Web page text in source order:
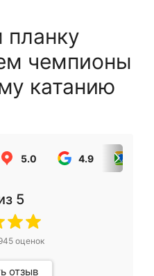
чемпионы
катанию
5.0 4.9
5
оценок
отзыв